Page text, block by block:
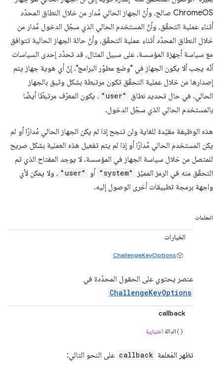
ChromeOS صالح، وأنّ الجهاز الحالي مُدار من خلال النطاق المحدّد
أثناء عملية التحقّق، وأنّ المستخدم الحالي الذي سجّل الدخول مُدار من
خلال النطاق المحدّد أثناء عملية التحقّق، وأنّ حالة الجهاز الحالية تتوافق
مع سياسة أجهزة المؤسسة. على سبيل المثال، قد تحدّد إحدى السياسات
أنّه يجب ألا يكون الجهاز في "وضع مطوّر البرامج". إنّ أي هوية جهاز يتم
إصدارها من خلال عملية التحقّق تكون مرتبطة بشكل وثيق بالجهاز
الحالي. في حال تحديد نطاق
"user" ، يكون المعرّف مرتبطًا أيضًا
بالمستخدم الحالي الذي سجّل الدخول.
هذه الوظيفة مقيّدة للغاية ولن تنجح إذا لم يكن الجهاز الحالي مُدارًا أو لم
يكن المستخدم الحالي مُدارًا أو إذا لم يتم تفعيل هذه العملية بشكل صريح
للمتصل من خلال سياسة الجهاز في المؤسسة. لا يوجد المفتاح الذي تم
التحقّق منه في الرمز المميّز
"system" أو "user" ، ولا يمكن لأي
واجهة برمجة تطبيقات أخرى الوصول إليه.
المعلمات
الخيارات
ChallengeKeyOptions
عنصر يحتوي على الحقول المحدّدة في
ChallengeKeyOptions
callback
الدالة اختيارية
تظهر المَعلمة callback على النحو التالي: